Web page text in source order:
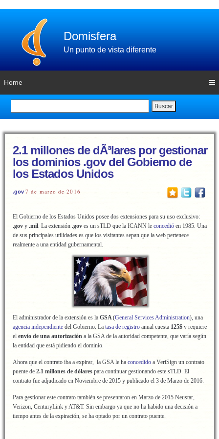
Domisfera
Un punto de vista diferente
Home
Buscar
2.1 millones de dÃ³lares por gestionar
los dominios .gov del Gobierno de
los Estados Unidos
.gov 7 de marzo de 2016
El Gobierno de los Estados Unidos posee dos extensiones para su uso exclusivo:
.gov y .mil. La extensión .gov es un sTLD que la ICANN le concedió en 1985. Una
de sus principales utilidades es que los visitantes sepan que la web pertenece
realmente a una entidad gubernamental.
El administrador de la extensión es la GSA(General Services Administration), una
agencia independiente del Gobierno. La tasa de registro anual cuesta 125$ y requiere
el envío de una autorización a la GSA de la autoridad competente, que varía según
la entidad que está pidiendo el dominio.
Ahora que el contrato iba a expirar, la GSA le ha concedido a VeriSign un contrato
puente de 2.1 millones de dólares para continuar gestionando este sTLD. El
contrato fue adjudicado en Noviembre de 2015 y publicado el 3 de Marzo de 2016.
Para gestionar este contrato también se presentaron en Marzo de 2015 Neustar,
Verizon, CenturyLink y AT&T. Sin embargo ya que no ha habido una decisión a
tiempo antes de la expiración, se ha optado por un contrato puente.